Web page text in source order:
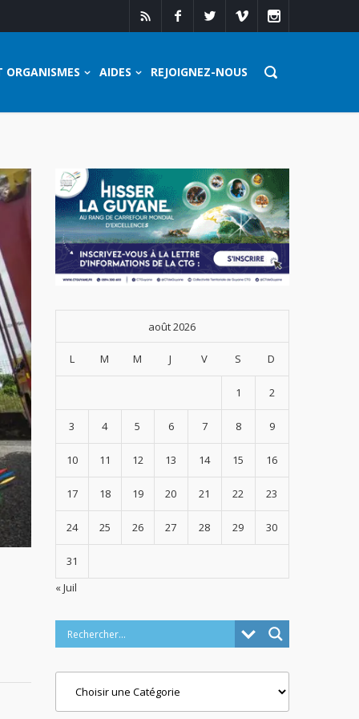
ORGANISMES AIDES REJOIGNEZ-NOUS
août 2026
L M M J V S D
1 2
3 4 5 6 7 8 9
10 11 12 13 14 15 16
17 18 19 20 21 22 23
24 25 26 27 28 29 30
31
« Juil